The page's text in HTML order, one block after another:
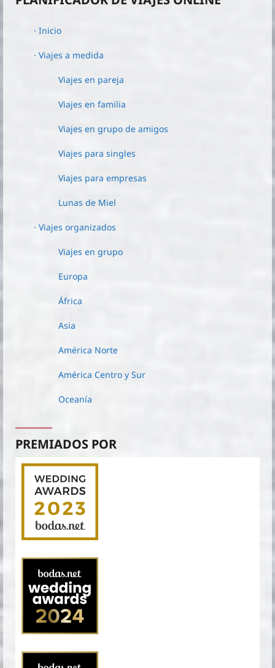
· Inicio
· Viajes a medida
Viajes en pareja
Viajes en familia
Viajes en grupo de amigos
Viajes para singles
Viajes para empresas
Lunas de Miel
· Viajes organizados
Viajes en grupo
Europa
África
Asia
América Norte
América Centro y Sur
Oceanía
PREMIADOS POR